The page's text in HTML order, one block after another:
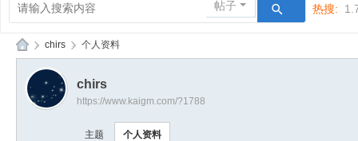
帖子 热搜:
帆
› chirs › 个人资料
chirs
https://www.kaigm.com/?1788
主题 个人资料